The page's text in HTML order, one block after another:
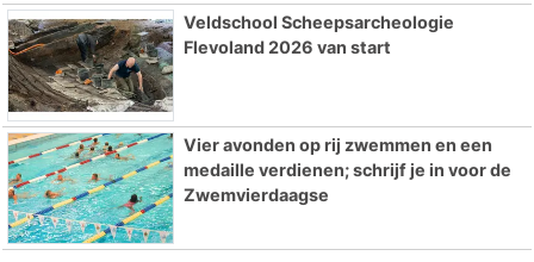
Veldschool Scheepsarcheologie
Flevoland 2026 van start
Vier avonden op rij zwemmen en een
medaille verdienen; schrijf je in voor de
Zwemvierdaagse